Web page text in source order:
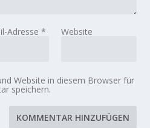
Adresse * Website
Website in diesem Browser für
speichern.